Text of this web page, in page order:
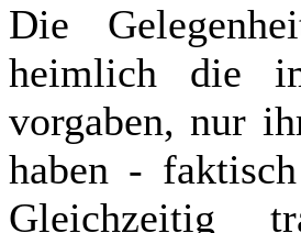
Die
heimlich die
vorgaben, nur
haben -